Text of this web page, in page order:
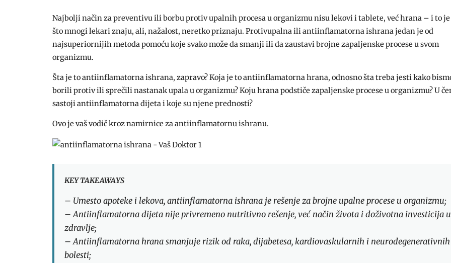
Najbolji način za preventivu ili borbu protiv upalnih procesa u organizmu nisu lekovi i tablete, već hrana – i to je
što mnogi lekari znaju, ali, nažalost, neretko priznaju. Protivupalna ili antiinflamatorna ishrana jedan je od
najsuperiornijih metoda pomoću koje svako može da smanji ili da zaustavi brojne zapaljenske procese u svom
organizmu.
Šta je to antiinflamatorna ishrana, zapravo? Koja je to antiinflamatorna hrana, odnosno šta treba jesti kako
borili protiv ili sprečili nastanak upala u organizmu? Koju hrana podstiče zapaljenske procese u organizmu? U
sastoji antiinflamatorna dijeta i koje su njene prednosti?
Ovo je vaš vodič kroz namirnice za antiinflamatornu ishranu.
KEY TAKEAWAYS
– Umesto apoteke i lekova, antiinflamatorna ishrana je rešenje za brojne upalne procese u organizmu;
– Antiinflamatorna dijeta nije privremeno nutritivno rešenje, već način života i doživotna investicija u
zdravlje;
– Antiinflamatorna hrana smanjuje rizik od raka, dijabetesa, kardiovaskularnih i neurodegenerativnih
bolesti;